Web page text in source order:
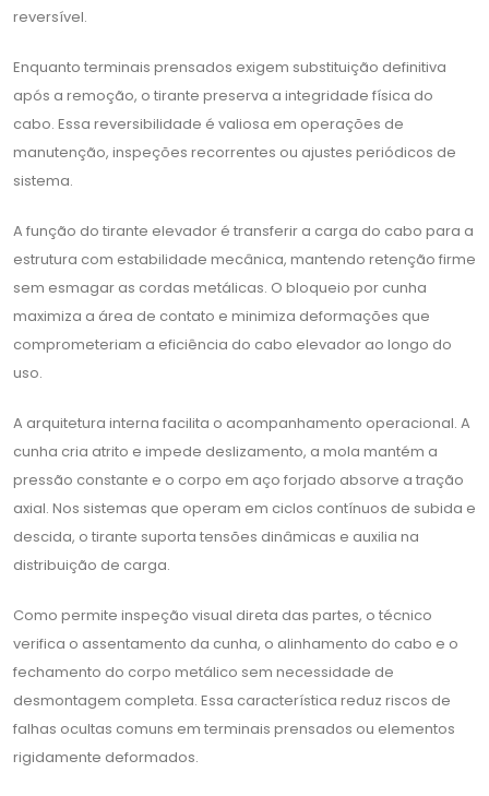
reversível.
Enquanto terminais prensados exigem substituição definitiva
após a remoção, o tirante preserva a integridade física do
cabo. Essa reversibilidade é valiosa em operações de
manutenção, inspeções recorrentes ou ajustes periódicos de
sistema.
A função do tirante elevador é transferir a carga do cabo para a
estrutura com estabilidade mecânica, mantendo retenção firme
sem esmagar as cordas metálicas. O bloqueio por cunha
maximiza a área de contato e minimiza deformações que
comprometeriam a eficiência do cabo elevador ao longo do
uso.
A arquitetura interna facilita o acompanhamento operacional. A
cunha cria atrito e impede deslizamento, a mola mantém a
pressão constante e o corpo em aço forjado absorve a tração
axial. Nos sistemas que operam em ciclos contínuos de subida e
descida, o tirante suporta tensões dinâmicas e auxilia na
distribuição de carga.
Como permite inspeção visual direta das partes, o técnico
verifica o assentamento da cunha, o alinhamento do cabo e o
fechamento do corpo metálico sem necessidade de
desmontagem completa. Essa característica reduz riscos de
falhas ocultas comuns em terminais prensados ou elementos
rigidamente deformados.